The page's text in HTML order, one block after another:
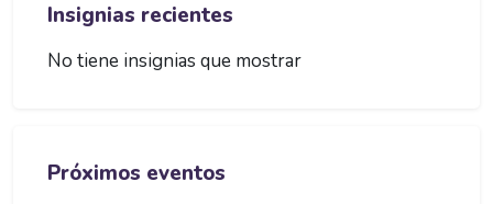
Insignias recientes
No tiene insignias que mostrar
Próximos eventos